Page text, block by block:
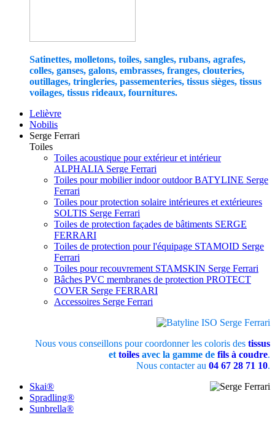
Satinettes, molletons, toiles, sangles, rubans, agrafes,
colles, ganses, galons, embrasses, franges, clouteries,
outillages, tringleries, passementeries, tissus sièges, tissus
voilages, tissus rideaux, fournitures.
Lelièvre
Nobilis
Serge Ferrari
Toiles
Toiles acoustique pour extérieur et intérieur
ALPHALIA Serge Ferrari
Toiles pour mobilier indoor outdoor BATYLINE Serge
Ferrari
Toiles pour protection solaire intérieures et extérieures
SOLTIS Serge Ferrari
Toiles de protection façades de bâtiments SERGE
FERRARI
Toiles de protection pour l'équipage STAMOID Serge
Ferrari
Toiles pour recouvrement STAMSKIN Serge Ferrari
Bâches PVC membranes de protection PROTECT
COVER Serge FERRARI
Accessoires Serge Ferrari
Nous vous conseillons pour coordonner les coloris des tissus
et toiles avec la gamme de fils à coudre.
Nous contacter au 04 67 28 71 10.
Skai®
Spradling®
Sunbrella®